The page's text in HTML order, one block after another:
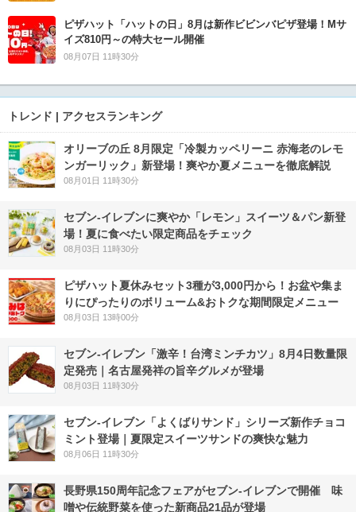
ピザハット「ハットの日」8月は新作ビビンバピザ登場！Mサ
イズ810円～の特大セール開催
08月07日 11時30分
トレンド | アクセスランキング
オリーブの丘 8月限定「冷製カッペリーニ 赤海老のレモ
ンガーリック」新登場！爽やか夏メニューを徹底解説
08月01日 11時30分
セブン‐イレブンに爽やか「レモン」スイーツ＆パン新登
場！夏に食べたい限定商品をチェック
08月03日 11時30分
ピザハット夏休みセット3種が3,000円から！お盆や集ま
りにぴったりのボリューム&おトクな期間限定メニュー
08月03日 13時00分
セブン-イレブン「激辛！台湾ミンチカツ」8月4日数量限
定発売｜名古屋発祥の旨辛グルメが登場
08月03日 11時30分
セブン‐イレブン「よくばりサンド」シリーズ新作チョコ
ミント登場｜夏限定スイーツサンドの爽快な魅力
08月06日 11時30分
長野県150周年記念フェアがセブン-イレブンで開催 味
噌や伝統野菜を使った新商品21品が登場